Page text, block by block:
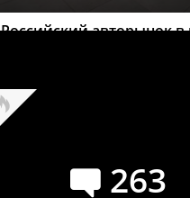
Российский авторынок
263